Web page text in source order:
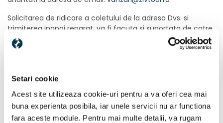
Setari cookie
Acest site utilizeaza cookie-uri pentru a va oferi cea mai
buna experienta posibila, iar unele servicii nu ar functiona
fara aceste module. Pentru mai multe detalii, va rugam
Solicitarea de ridicare a coletului de la adresa Dvs. si
trimiterea inapoi reparat, va fi facuta si suportata de catre
firma noastra.
Va rugam sa fie insotit impreuna cu produsul si
hartie cu observatiile dvs, referitor la problema constatata.
Dupa expedierea coletului, trimiteti nr. AWB pe adresa mai
sus mentionata.